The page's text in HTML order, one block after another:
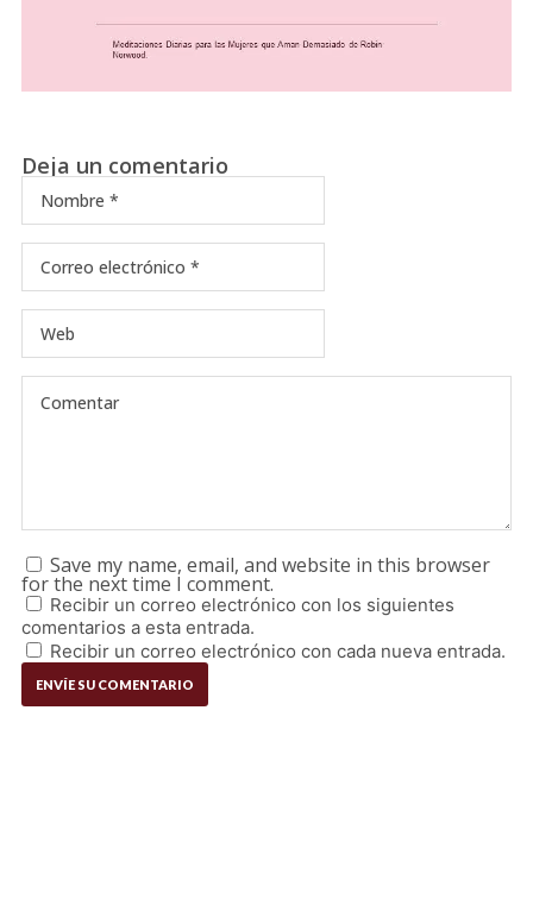
Deja un comentario
Save my name, email, and website in this browser
for the next time I comment.
Recibir un correo electrónico con los siguientes
comentarios a esta entrada.
Recibir un correo electrónico con cada nueva entrada.